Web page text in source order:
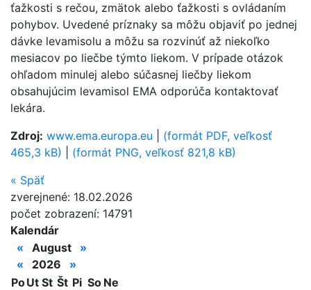
Kalendár
«
August
»
«
2026
»
PoUt St Št Pi So Ne
ťažkosti s rečou, zmätok alebo ťažkosti s ovládaním
pohybov. Uvedené príznaky sa môžu objaviť po jednej
dávke levamisolu a môžu sa rozvinúť až niekoľko
mesiacov po liečbe týmto liekom. V prípade otázok
ohľadom minulej alebo súčasnej liečby liekom
obsahujúcim levamisol EMA odporúča kontaktovať
lekára.
Zdroj: www.ema.europa.eu
(formát PDF, veľkosť
465,3 kB)
(formát PNG, veľkosť 821,8 kB)
« Späť
zverejnené: 18.02.2026
počet zobrazení: 14791